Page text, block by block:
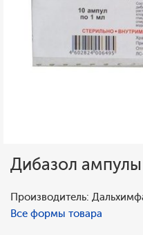
Дибазол
Производитель:
Все формы товара